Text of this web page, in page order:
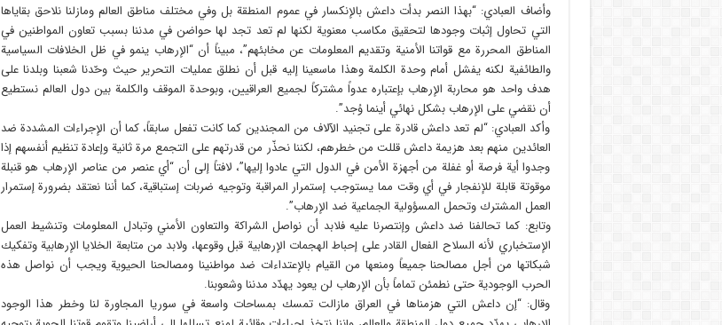
وأضاف العبادي: “بهذا النصر بدأت داعش بالإنكسار في عموم المنطقة بل وفي مختلف مناطق العالم ومازلنا نلاحق بقاياها
التي تحاول إثبات وجودها لتحقيق مكاسب معنوية لكنها لم تعد تجد لها حواضن في مدننا بسبب تعاون المواطنين في
المناطق المحررة مع قواتنا الأمنية وتقديم المعلومات عن مخابئهم”، مبيناً أن “الإرهاب ينمو في ظل الخلافات السياسية
والطائفية لكنه يفشل أمام وحدة الكلمة وهذا ماسعينا إليه قبل أن نطلق عمليات التحرير حيث وحّدنا شعبنا وبلدنا على
هدف واحد هو محاربة الإرهاب بإعتباره عدواً مشتركاً لجميع العراقيين، وبوحدة الموقف والكلمة بين دول العالم نستطيع
أن نقضي على الإرهاب بشكل نهائي أينما وُجد”.
وأكد العبادي: “لم تعد داعش قادرة على تجنيد الآلاف من المجندين كما كانت تفعل سابقاً، كما أن الإجراءات المشددة ضد
العائدين منهم بعد هزيمة داعش قللت من خطرهم، لكننا نحذّر من قدرتهم على التجمع مرة ثانية وإعادة تنظيم أنفسهم إذا
وجدوا أية فرصة أو غفلة من أجهزة الأمن في الدول التي عادوا إليها”، لافتاً إلى أن “أي عنصر من عناصر الإرهاب هو قنبلة
موقوتة قابلة للإنفجار في أي وقت مما يستوجب إستمرار المراقبة وتوجيه ضربات إستباقية، كما أننا نعتقد بضرورة إستمرار
العمل المشترك وتحمل المسؤولية الجماعية ضد الإرهاب”.
وتابع: كما تحالفنا ضد داعش وإنتصرنا عليه فلابد أن نواصل الشراكة والتعاون الأمني وتبادل المعلومات وتنشيط العمل
الإستخباري لأنه السلاح الفعال القادر على إحباط الهجمات الإرهابية قبل وقوعها، ولابد من متابعة الخلايا الإرهابية وتفكيك
شبكاتها من أجل مصالحنا جميعاً ومنعها من القيام بالإعتداءات ضد مواطنينا ومصالحنا الحيوية ويجب أن نواصل هذه
الحرب الوجودية حتى نطمئن تماماً بأن الإرهاب لن يعود يهدّد مدننا وشعوبنا.
وقال: “إن داعش التي هزمناها في العراق مازالت تمسك بمساحات واسعة في سوريا المجاورة لنا وخطر هذا الوجود